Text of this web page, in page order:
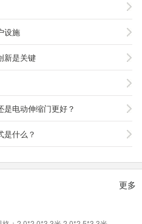
设施
新是关键
电动伸缩门更好？
是什么？
更多
311
寸:1200x280x980mm; 2.通道
解锁时间: 0.2s ; 4.通行速度...
509
、型材规格：主料：直径50
； 交叉杆：直径50
格：2.0*2.0*3.3米 2.0*2.5*3.3米